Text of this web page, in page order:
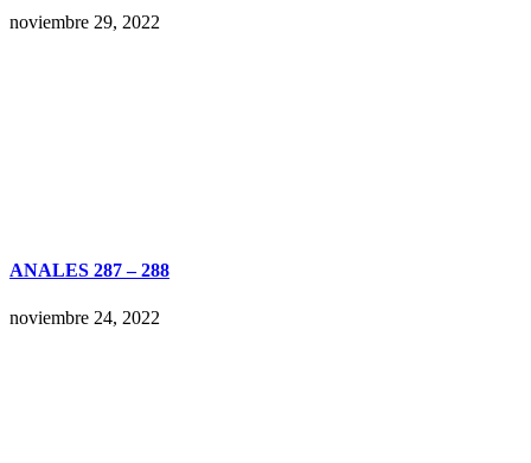
noviembre 29, 2022
ANALES 287 – 288
noviembre 24, 2022